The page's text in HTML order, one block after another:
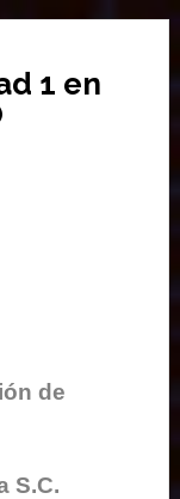
1 en
de
S.C.